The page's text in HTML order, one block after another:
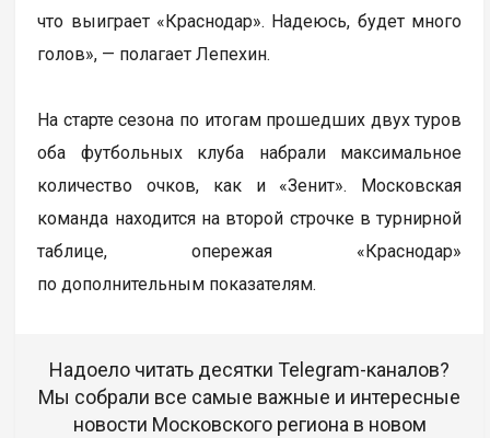
что выиграет «Краснодар». Надеюсь, будет много
голов», — полагает Лепехин.
На старте сезона по итогам прошедших двух туров
оба футбольных клуба набрали максимальное
количество очков, как и «Зенит». Московская
команда находится на второй строчке в турнирной
таблице, опережая «Краснодар»
по дополнительным показателям.
Надоело читать десятки Telegram-каналов?
Мы собрали все самые важные и интересные
новости Московского региона в новом